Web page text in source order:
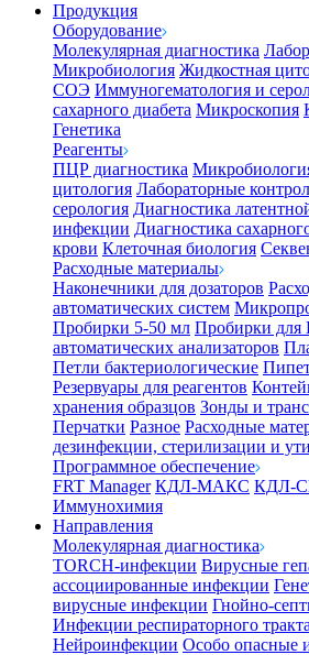
Продукция
Оборудование
Молекулярная диагностика
Микробиология Жидкостная
СОЭ Иммуногематология и
сахарного диабета Микроскопия
Генетика
Реагенты
ПЦР диагностика
цитология Лабораторные
серология Диагностика
инфекции Диагностика
крови Клеточная биология
Расходные материалы
Наконечники для дозаторов
автоматических систем
Пробирки 5-50 мл Пробирки
автоматических анализаторов
Петли бактериологические
Резервуары для реагентов
хранения образцов Зонды и
Перчатки Разное Расходные
дезинфекции, стерилизации и
Программное обеспечение
FRT Manager КДЛ-МАКС КДЛ-
Иммунохимия
Направления
Молекулярная диагностика
TORCH-инфекции Вирусные
ассоциированные инфекции
вирусные инфекции Гнойно-
Инфекции респираторного тракта
Нейроинфекции Особо опасные